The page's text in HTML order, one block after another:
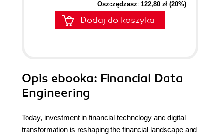
Oszczędzasz: 122,80 zł (20%)
Dodaj do koszyka
Opis ebooka: Financial Data
Engineering
Today, investment in financial technology and digital
transformation is reshaping the financial landscape and